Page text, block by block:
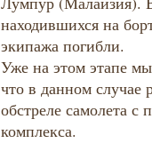
находившихся на
экипажа погибли.
Уже на этом этапе
что в данном случае
обстреле самолета
комплекса.